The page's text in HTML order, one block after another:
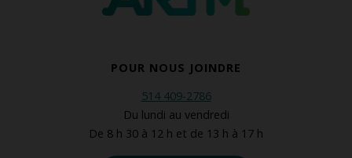
POUR NOUS JOINDRE
514 409-2786
Du lundi au vendredi
De 8 h 30 à 12 h et de 13 h à 17 h